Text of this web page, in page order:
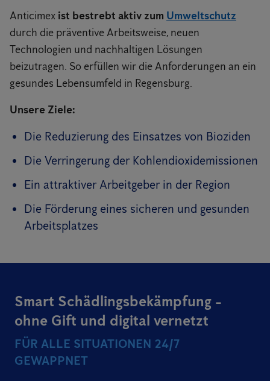
Anticimex ist bestrebt aktiv zum Umweltschutz
durch die präventive Arbeitsweise, neuen
Technologien und nachhaltigen Lösungen
beizutragen. So erfüllen wir die Anforderungen an ein
gesundes Lebensumfeld in Regensburg.
Unsere Ziele:
Die Reduzierung des Einsatzes von Bioziden
Die Verringerung der Kohlendioxidemissionen
Ein attraktiver Arbeitgeber in der Region
Die Förderung eines sicheren und gesunden
Arbeitsplatzes
Smart Schädlingsbekämpfung -
ohne Gift und digital vernetzt
FÜR ALLE SITUATIONEN 24/7
GEWAPPNET